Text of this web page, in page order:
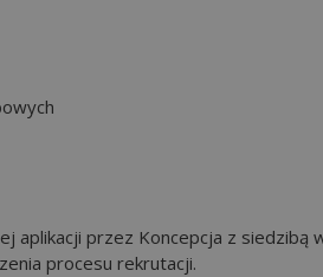
aplikacji przez Koncepcja z siedzibą
procesu rekrutacji.